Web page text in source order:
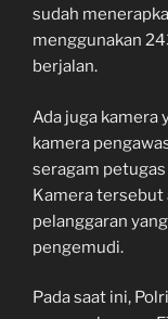
sudah
menggunakan
berjalan.
Ada juga kamera
kamera
seragam
Kamera tersebut
pelanggaran
pengemudi.
Pada saat ini,